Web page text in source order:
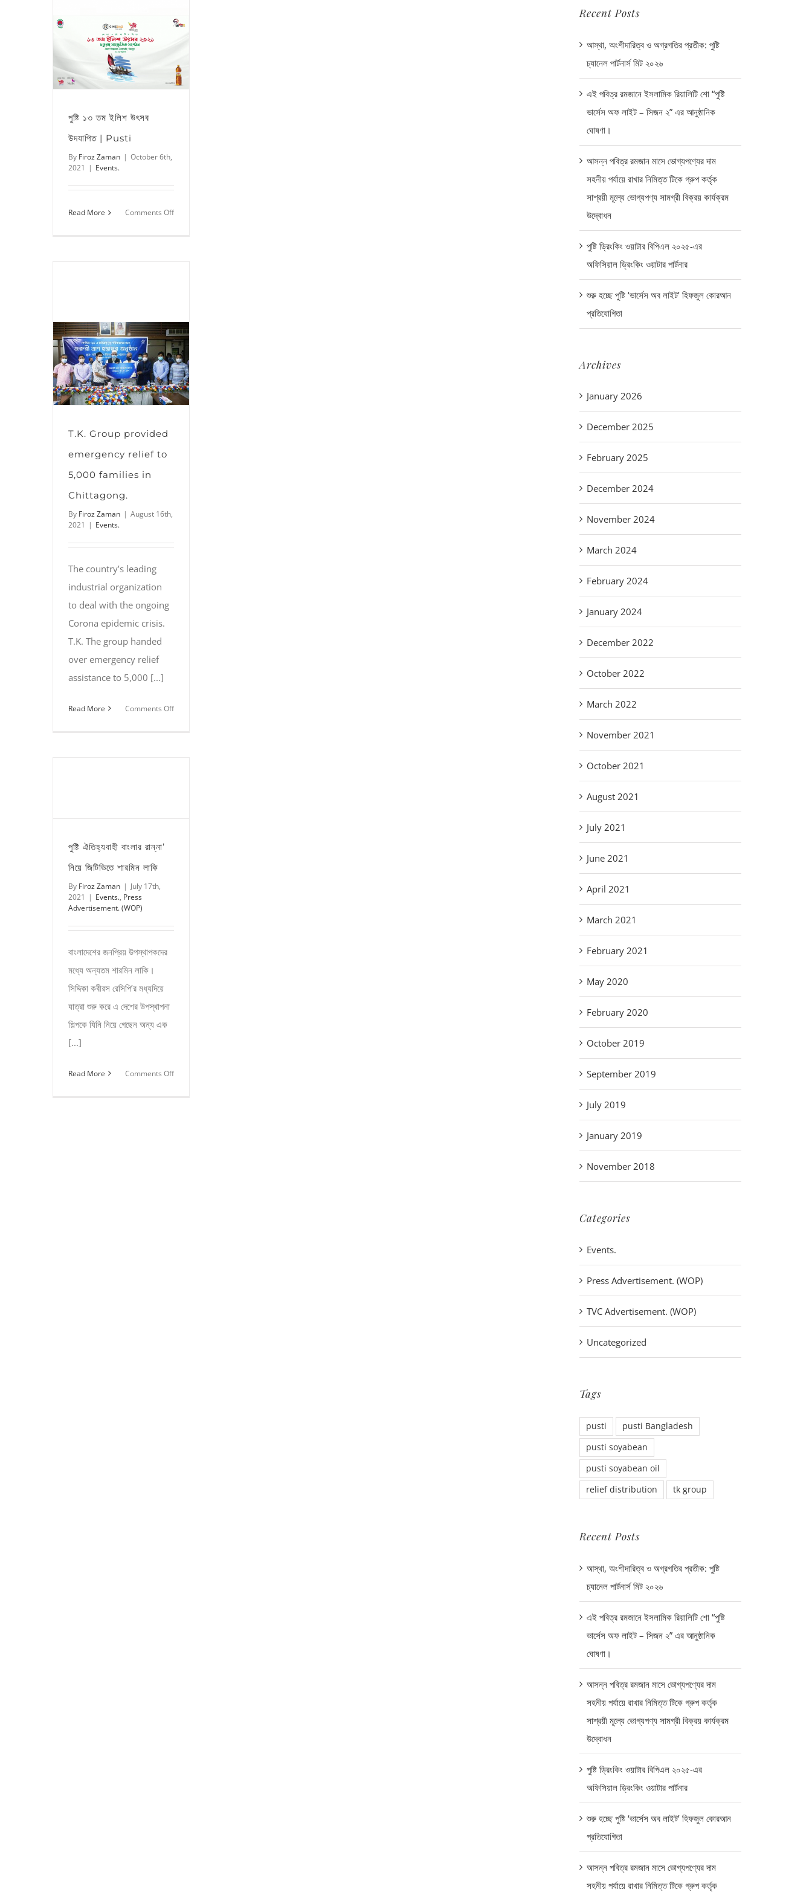
পুষ্টি ১৩ তম ইলিশ উৎসব
উদযাপিত | Pusti
By Firoz Zaman | October 6th,
2021 | Events.
Read More Comments Offon
Pusti
T.K. Group provided
emergency relief to
5,000 families in
Chittagong.
By Firoz Zaman | August 16th,
2021 | Events.
The country’s leading
industrial organization
to deal with the ongoing
Corona epidemic crisis.
T.K. The group handed
over emergency relief
assistance to 5,000 [...]
Read More Comments Offon
পুষ্টি ঐতিহ্যবাহী বাংলার রান্না’
নিয়ে জিটিভিতে শারমিন লাকি
By Firoz Zaman | July 17th,
2021 | Events., Press
Advertisement. (WOP)
বাংলাদেশের জনপ্রিয় উপস্থাপকদের
মধ্যে অন্যতম শারমিন লাকি।
সিদ্দিকা কবীরস রেসিপি’র মধ্যদিয়ে
যাত্রা শুরু করে এ দেশের উপস্থাপনা
শিল্পকে যিনি নিয়ে গেছেন অন্য এক
[...]
Read More Comments Offon
Recent Posts
আস্থা, অংশীদারিত্ব ও অগ্রগতির প্রতীক: পুষ্টি
চ্যানেল পার্টনার্স মিট ২০২৬
এই পবিত্র রমজানে ইসলামিক রিয়ালিটি শো “পুষ্টি
ভার্সেস অফ লাইট – সিজন ২” এর আনুষ্ঠানিক
ঘোষণা।
আসন্ন পবিত্র রমজান মাসে ভোগ্যপণ্যের দাম
সহনীয় পর্যায়ে রাখার নিমিত্ত টিকে গ্রুপ কর্তৃক
সাশ্রয়ী মূল্যে ভোগ্যপণ্য সামগ্রী বিক্রয় কার্যক্রম
উদ্বোধন
পুষ্টি ড্রিংকিং ওয়াটার বিপিএল ২০২৫-এর
অফিসিয়াল ড্রিংকিং ওয়াটার পার্টনার
শুরু হচ্ছে পুষ্টি ‘ভার্সেস অব লাইট’ হিফজুল কোরআন
প্রতিযোগিতা
Archives
January 2026
December 2025
February 2025
December 2024
November 2024
March 2024
February 2024
January 2024
December 2022
October 2022
March 2022
November 2021
October 2021
August 2021
July 2021
June 2021
April 2021
March 2021
February 2021
May 2020
February 2020
October 2019
September 2019
July 2019
January 2019
November 2018
Categories
Events.
Press Advertisement. (WOP)
TVC Advertisement. (WOP)
Uncategorized
Tags
pusti
pusti Bangladesh
pusti soyabean
pusti soyabean oil
relief distribution
tk group
Recent Posts
আস্থা, অংশীদারিত্ব ও অগ্রগতির প্রতীক: পুষ্টি
চ্যানেল পার্টনার্স মিট ২০২৬
এই পবিত্র রমজানে ইসলামিক রিয়ালিটি শো “পুষ্টি
ভার্সেস অফ লাইট – সিজন ২” এর আনুষ্ঠানিক
ঘোষণা।
আসন্ন পবিত্র রমজান মাসে ভোগ্যপণ্যের দাম
সহনীয় পর্যায়ে রাখার নিমিত্ত টিকে গ্রুপ কর্তৃক
সাশ্রয়ী মূল্যে ভোগ্যপণ্য সামগ্রী বিক্রয় কার্যক্রম
উদ্বোধন
পুষ্টি ড্রিংকিং ওয়াটার বিপিএল ২০২৫-এর
অফিসিয়াল ড্রিংকিং ওয়াটার পার্টনার
শুরু হচ্ছে পুষ্টি ‘ভার্সেস অব লাইট’ হিফজুল কোরআন
প্রতিযোগিতা
আসন্ন পবিত্র রমজান মাসে ভোগ্যপণ্যের দাম
সহনীয় পর্যায়ে রাখার নিমিত্ত টিকে গ্রুপ কর্তৃক